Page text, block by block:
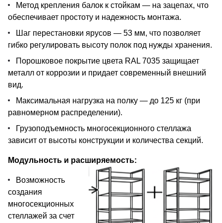
Метод крепления балок к стойкам — на зацепах, что
обеспечивает простоту и надежность монтажа.
Шаг перестановки ярусов — 53 мм, что позволяет
гибко регулировать высоту полок под нужды хранения.
Порошковое покрытие цвета RAL 7035 защищает
металл от коррозии и придает современный внешний
вид.
Максимальная нагрузка на полку — до 125 кг (при
равномерном распределении).
Грузоподъемность многосекционного стеллажа
зависит от высоты конструкции и количества секций.
Модульность и расширяемость:
Возможность
создания
многосекционных
стеллажей за счет